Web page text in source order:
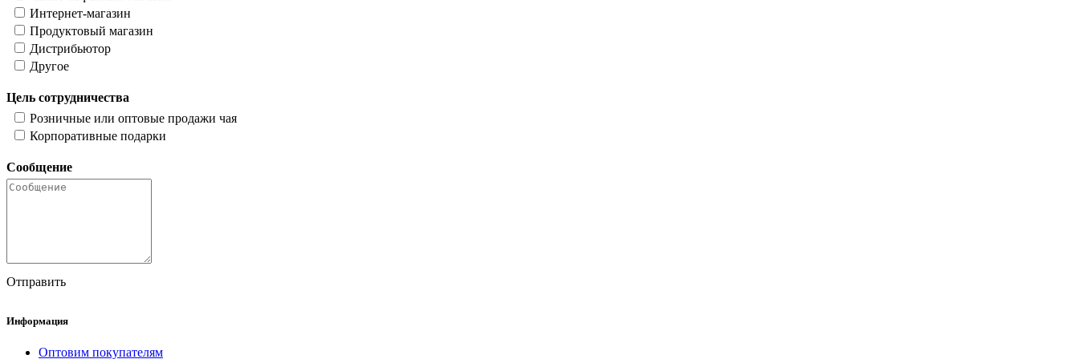
Интернет-магазин
Продуктовый магазин
Дистрибьютор
Другое
Цель сотрудничества
Розничные или оптовые продажи чая
Корпоративные подарки
Сообщение
Отправить
Информация
Оптовим покупателям